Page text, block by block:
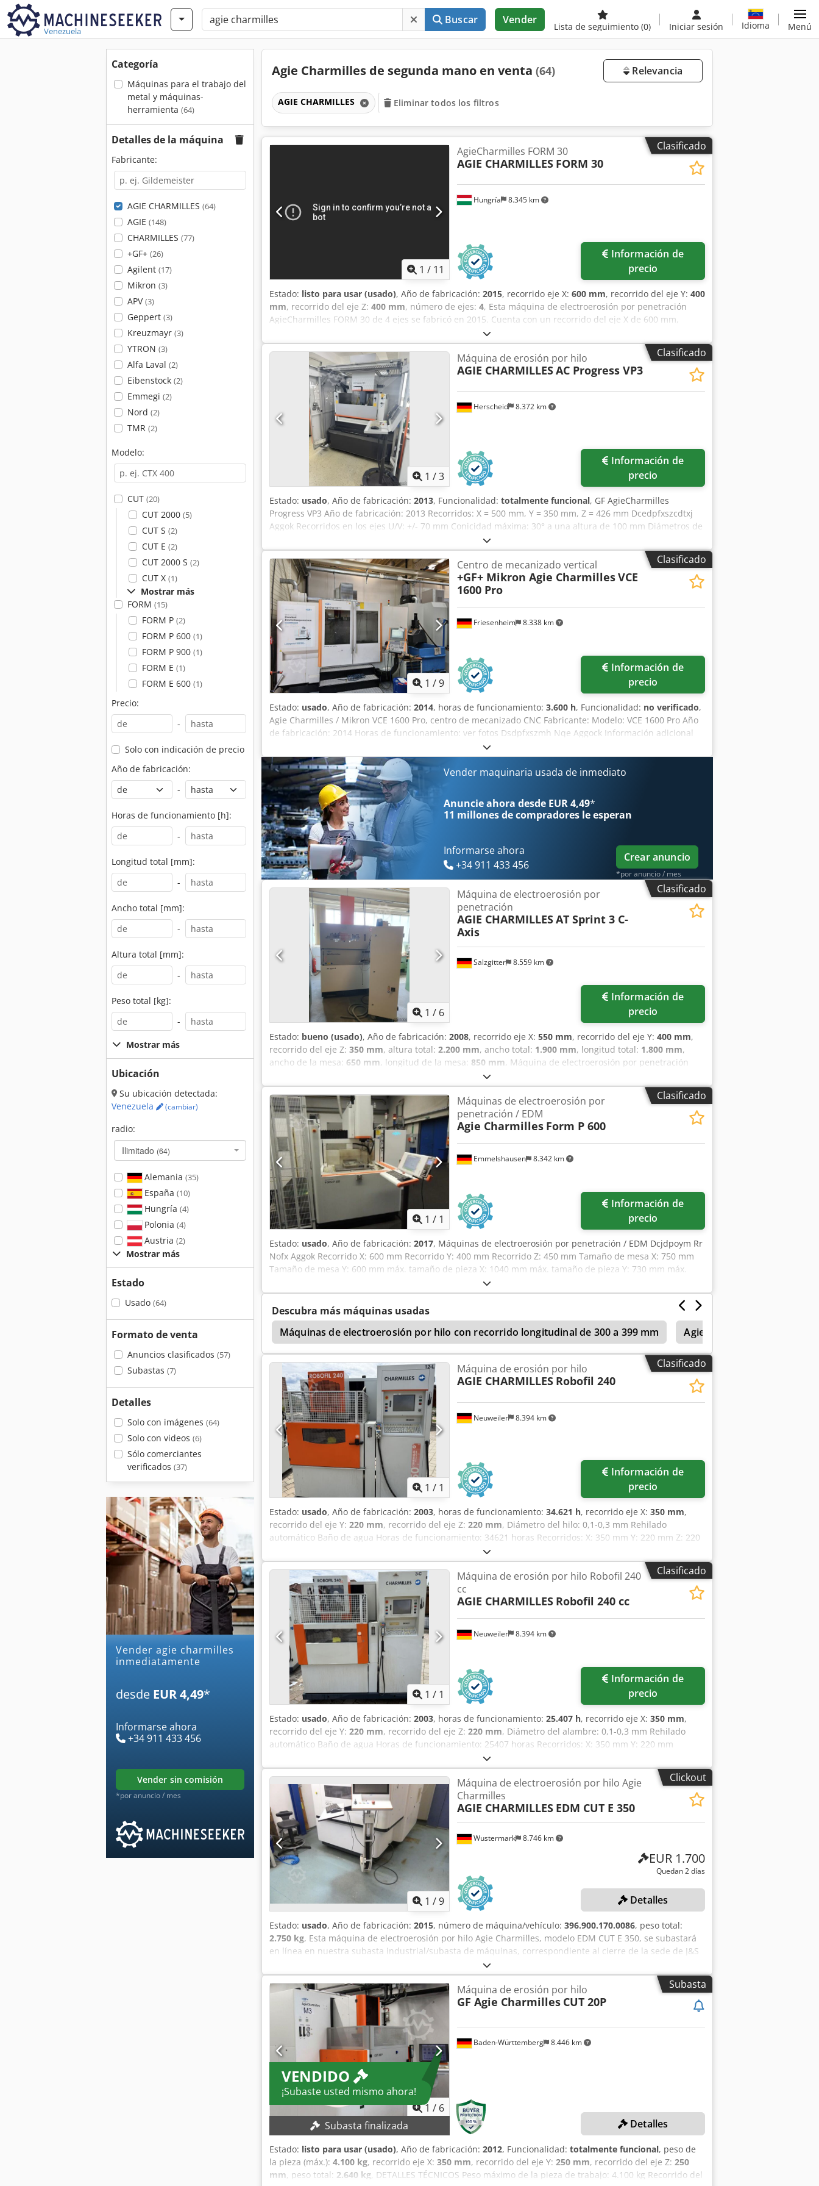
Venezuela
Buscar Vender
Lista de seguimiento (0) Iniciar sesión Idioma Menú
Categoría
Máquinas para el trabajo del
metal y máquinas-
herramienta (64)
Detalles de la máquina
Fabricante:
AGIE CHARMILLES (64)
AGIE (148)
CHARMILLES (77)
+GF+ (26)
Agilent (17)
Mikron (3)
APV(3)
Geppert (3)
Kreuzmayr (3)
YTRON (3)
Alfa Laval (2)
Eibenstock (2)
Emmegi (2)
Nord (2)
TMR (2)
Modelo:
CUT (20)
CUT 2000 (5)
CUT S (2)
CUT E (2)
CUT 2000 S (2)
CUT X (1)
Mostrar más
FORM (15)
FORM P (2)
FORM P 600 (1)
FORM P 900 (1)
FORM E (1)
FORM E 600 (1)
Precio:
-
Solo con indicación de precio
Año de fabricación:
-
Horas de funcionamiento [h]:
-
Longitud total [mm]:
-
Ancho total [mm]:
-
Altura total [mm]:
-
Peso total [kg]:
-
Mostrar más
Ubicación
Su ubicación detectada:
Venezuela
(cambiar)
radio:
Ilimitado (64)
Alemania (35)
España (10)
Hungría (4)
Polonia (4)
Austria (2)
Mostrar más
Estado
Usado (64)
Formato de venta
Anuncios clasificados (57)
Subastas (7)
Detalles
Solo con imágenes (64)
Solo con videos (6)
Sólo comerciantes
verificados (37)
Vender agie charmilles
inmediatamente
desde EUR 4,49*
Informarse ahora
+34 911 433 456
vender sin comisión
*por anuncio / mes
Agie Charmilles de segunda mano en venta (64) Relevancia
AGIE CHARMILLES Eliminar todos los filtros
Clasificado
1 / 11
Hungría 8.345 km
AgieCharmilles FORM 30
AGIE CHARMILLES FORM 30
precio
Estado: listo para usar (usado), Año de fabricación: 2015, recorrido eje X: 600 mm, recorrido del eje Y: 400
mm, recorrido del eje Z: 400 mm, número de ejes: 4, Esta máquina de electroerosión por penetración
AgieCharmilles FORM 30 de 4 ejes se fabricó en 2015. Cuenta con un recorrido del eje X de 600 mm,
recorrido del eje Y de 400 mm y recorrido del eje Z de 400 mm. Si está buscando obtener capacidades de
troquelado de alta calidad, considere la máquina AgieCharmilles FORM 30 que tenemos a la venta.
Contacte con nosotros para más detalles. Dedpfxjy T R D Hj Aggsck
Clasificado
1 /3
Herscheid 8.372 km
Máquina de erosión por hilo
AGIE CHARMILLESAC Progress VP3
precio
Estado: usado, Año de fabricación: 2013, Funcionalidad: totalmente funcional, GF AgieCharmilles
Progress VP3 Año de fabricación: 2013 Recorridos: X = 500 mm, Y = 350 mm, Z = 426 mm Dcedpfxszcdtxj
Aggok Recorridos en los ejes U/V: +/- 70 mm Conicidad máxima: 30° a una altura de 100 mm Diámetros de
hilo disponibles: 0,15 – 0,33 mm Máquina de corte por hilo con baño de agua y enhebrado automático del
hilo.
Clasificado
1 /9
Friesenheim 8.338 km
Centro de mecanizado vertical
+GF+ Mikron Agie CharmillesVCE
1600 Pro
precio
Estado: usado, Año de fabricación: 2014, horas de funcionamiento: 3.600 h, Funcionalidad: no verificado,
Agie Charmilles / Mikron VCE 1600 Pro, centro de mecanizado CNC Fabricante: Modelo: VCE 1600 Pro Año
de fabricación: 2014 Horas de funcionamiento: ver fotos Dsdpfxszmh Nqe Aggock Información adicional
Vender maquinaria usada de inmediato
Anuncie ahora desde EUR 4,49*
11 millones de compradores le esperan
Informarse ahora
+34 911 433 456
Crear anuncio
*por anuncio / mes
Clasificado
1 / 6
Salzgitter 8.559 km
Máquina de electroerosión por
penetración
AGIE CHARMILLESAT Sprint 3 C-
Axis
precio
Estado: bueno (usado), Año de fabricación: 2008, recorrido eje X: 550 mm, recorrido del eje Y: 400 mm,
recorrido del eje Z: 350 mm, altura total: 2.200 mm, ancho total: 1.900 mm, longitud total: 1.800 mm,
ancho de la mesa: 650 mm, longitud de la mesa: 850 mm, Máquina de electroerosión por penetración
Clasificado
1 / 1
Emmelshausen 8.342 km
Máquinas de electroerosión por
penetración / EDM
Agie Charmilles Form P 600
precio
Estado: usado, Año de fabricación: 2017, Máquinas de electroerosión por penetración / EDM Dcjdpoym Rr
Nofx Aggok Recorrido X: 600 mm Recorrido Y: 400 mm Recorrido Z: 450 mm Tamaño de mesa X: 750 mm
Tamaño de mesa Y: 600 mm máx. tamaño de pieza X: 1040 mm máx. tamaño de pieza Y: 730 mm máx.
tamaño de pieza Z: 410 mm peso máx. del electrodo: 50 kg peso máx. de la pieza: 1600 kg Generador: 64
amperios Enfriador Depósito descendente Control Charmilles Control Charmilles Mecanizado de precisión
de moldes y herramientas Generador integrado Sistema dieléctrico con refrigeración Apta para
fabricación de herramientas y moldes
Descubra más máquinas usadas
Máquinas de electroerosión por hilo con recorrido longitudinal de 300 a 399 mm
Agie
Charmilles Agie
Clasificado
1 / 1
Neuweiler 8.394 km
Máquina de erosión por hilo
AGIE CHARMILLES Robofil 240
precio
Estado: usado, Año de fabricación: 2003, horas de funcionamiento: 34.621 h, recorrido eje X: 350 mm,
recorrido del eje Y: 220 mm, recorrido del eje Z: 220 mm, Diámetro del hilo: 0,1-0,3 mm Rehilado
automático Baño de agua Horas de funcionamiento: 34621 horas Recorridos: X: 350 mm Y: 220 mm Z: 220
mm Dcsdpjzkhltefx Aggjk U: 350 mm V: 220 mm Control Millenium Año de fabricación: 2003
Clasificado
1 / 1
Neuweiler 8.394 km
Máquina de erosión por hilo Robofil 240
cc
AGIE CHARMILLES Robofil 240 cc
precio
Estado: usado, Año de fabricación: 2003, horas de funcionamiento: 25.407 h, recorrido eje X: 350 mm,
recorrido del eje Y: 220 mm, recorrido del eje Z: 220 mm, Diámetro del alambre: 0,1-0,3 mm Rehilado
automático Baño de agua Horas de funcionamiento: 25407 horas Recorridos: X: 350 mm Y: 220 mm
Dcjdpfjzkhgdjx Aggok Z: 220 mm U: 350 mm V: 220 mm Control Millenium Año de fabricación: 2003
Clickout
1 /9
Wustermark 8.746 km
Máquina de electroerosión por hilo Agie
Charmilles
AGIE CHARMILLES EDM CUT E 350
EUR 1.700
Quedan 2 días
Detalles
Estado: usado, Año de fabricación: 2015, número de máquina/vehículo: 396.900.170.0086, peso total:
2.750 kg, Esta máquina de electroerosión por hilo Agie Charmilles, modelo EDM CUT E 350, se subastará
en línea en nuestra subasta industrial/subasta de máquinas, correspondiente al cierre de la sede de J&S
GmbH Automotive Technology - Prensado y procesamiento de metales. Esta y muchas otras ofertas las
puede encontrar en nuestra plataforma. Datos adicionales de la máquina: Máquina de electroerosión por
hilo Agie Charmilles EDM CUT E 350 Año de fabricación: 2015 Peso propio: 2750 kg Número de serie:
396.900.170.0086 Funcionamiento y datos técnicos no verificados Sin elementos adicionales/sin accesorios
adicionales, a menos que se indique expresamente que forman parte del lote ¡RECOMENDAMOS
ENCARECIDAMENTE ASISTIR A LA VISITA PREVIA! Bajo reserva Djdpjzk Ihzofx Aggjck Este lote se subastará
bajo reserva. Una vez finalizada la subasta, el vendedor comunicará en un plazo de 2 semanas si se
acepta o no la puja más alta. Le informaremos lo antes posible.
Subasta
VENDIDO
¡Subaste usted mismo ahora!
1 / 6
Subasta finalizada
Baden-Württemberg 8.446 km
Máquina de erosión por hilo
GF Agie Charmilles CUT 20P
Detalles
Estado: listo para usar (usado), Año de fabricación: 2012, Funcionalidad: totalmente funcional, peso de
la pieza (máx.): 4.100 kg, recorrido eje X: 350 mm, recorrido del eje Y: 250 mm, recorrido del eje Z: 250
mm, peso total: 2.640 kg, DETALLES TÉCNICOS Peso máximo de la pieza de trabajo: 4.100 kg Recorrido del